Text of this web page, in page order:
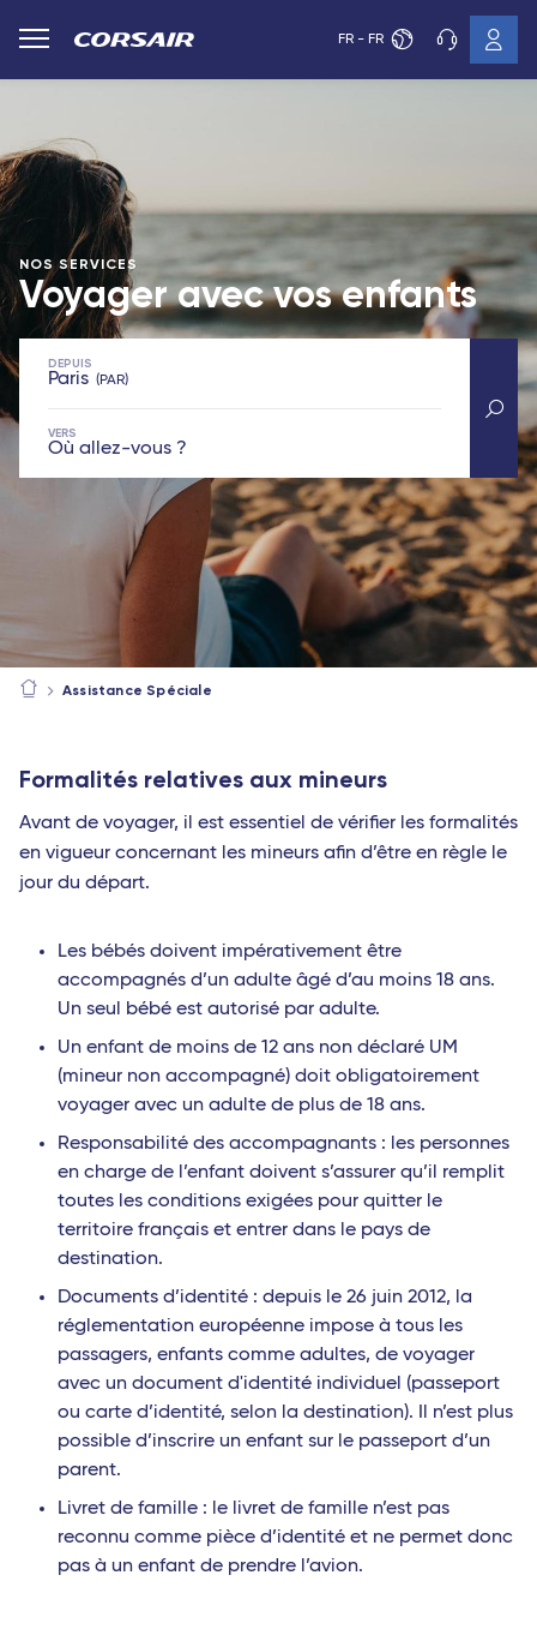
FR - FR
NOS SERVICES
Voyager avec vosenfants
DEPUIS
Paris PAR
VERS
Où allez-vous ?
Assistance Spéciale
Formalités relatives aux mineurs
Avant de voyager, il est essentiel de vérifier les formalités
en vigueur concernant les mineurs afin d’être en règle le
jour du départ.
Les bébés doivent impérativement être
accompagnés d’un adulte âgé d’au moins 18 ans.
Un seul bébé est autorisé par adulte.
Un enfant de moins de 12 ans non déclaré UM
(mineur non accompagné) doit obligatoirement
voyager avec un adulte de plus de 18 ans.
Responsabilité des accompagnants : les personnes
en charge de l’enfant doivent s’assurer qu’il remplit
toutes les conditions exigées pour quitter le
territoire français et entrer dans le pays de
destination.
Documents d’identité : depuis le 26 juin 2012, la
réglementation européenne impose à tous les
passagers, enfants comme adultes, de voyager
avec un document d'identité individuel (passeport
ou carte d’identité, selon la destination). Il n’est plus
possible d’inscrire un enfant sur le passeport d’un
parent.
Livret de famille : le livret de famille n’est pas
reconnu comme pièce d’identité et ne permet donc
pas à un enfant de prendre l’avion.